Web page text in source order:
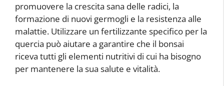
promuovere la crescita sana delle radici, la
formazione di nuovi germogli e la resistenza alle
malattie. Utilizzare un fertilizzante specifico per la
quercia può aiutare a garantire che il bonsai
riceva tutti gli elementi nutritivi di cui ha bisogno
per mantenere la sua salute e vitalità.